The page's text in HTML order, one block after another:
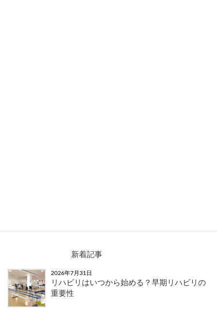
新着記事
2026年7月31日
リハビリはいつから始める？早期リハビリの
重要性